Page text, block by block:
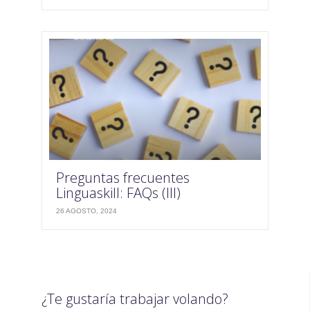
Preguntas frecuentes
Linguaskill: FAQs (III)
26 AGOSTO, 2024
¿Te gustaría trabajar volando?